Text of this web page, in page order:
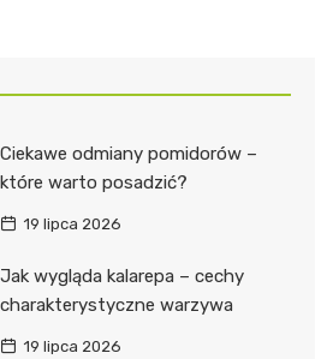
Ciekawe odmiany pomidorów –
które warto posadzić?
19 lipca 2026
Jak wygląda kalarepa – cechy
charakterystyczne warzywa
19 lipca 2026